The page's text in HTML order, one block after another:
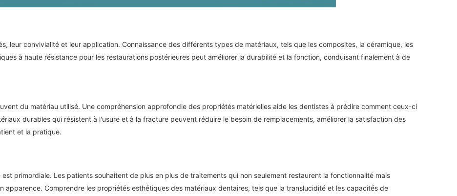
leur convivialité et leur application. Connaissance des différents types de matériaux, tels que les composites, la céramique, les
à haute résistance pour les restaurations postérieures peut améliorer la durabilité et la fonction, conduisant finalement à de
du matériau utilisé. Une compréhension approfondie des propriétés matérielles aide les dentistes à prédire comment ceux-ci
durables qui résistent à l'usure et à la fracture peuvent réduire le besoin de remplacements, améliorer la satisfaction des
et la pratique.
primordiale. Les patients souhaitent de plus en plus de traitements qui non seulement restaurent la fonctionnalité mais
apparence. Comprendre les propriétés esthétiques des matériaux dentaires, tels que la translucidité et les capacités de